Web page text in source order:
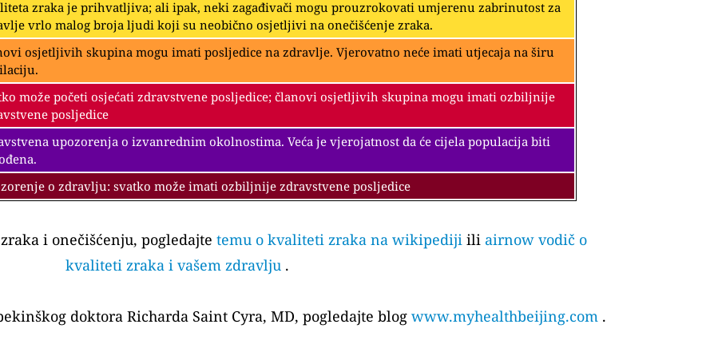
zraka je prihvatljiva; ali ipak, neki zagađivači mogu prouzrokovati umjerenu zabrinutost za
vrlo malog broja ljudi koji su neobično osjetljivi na onečišćenje zraka.
osjetljivih skupina mogu imati posljedice na zdravlje. Vjerovatno neće imati utjecaja na širu
može početi osjećati zdravstvene posljedice; članovi osjetljivih skupina mogu imati ozbiljnije
posljedice
upozorenja o izvanrednim okolnostima. Veća je vjerojatnost da će cijela populacija biti
o zdravlju: svatko može imati ozbiljnije zdravstvene posljedice
i onečišćenju, pogledajte temu o kvaliteti zraka na wikipedijiili airnow vodič o
kvaliteti zraka i vašem zdravlju .
doktora Richarda Saint Cyra, MD, pogledajte blog www.myhealthbeijing.com.